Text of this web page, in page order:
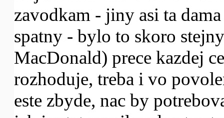
zavodkam - jiny asi ta
spatny - bylo to skoro
MacDonald) prece kazdej
rozhoduje, treba i vo
este zbyde, nac by